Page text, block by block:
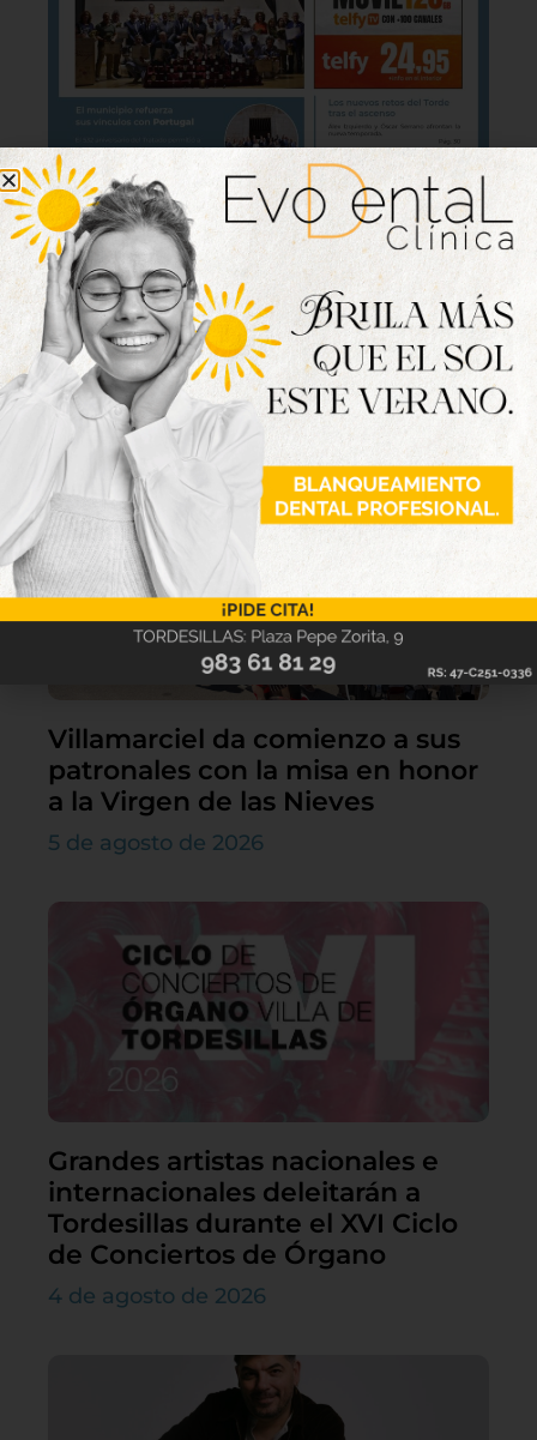
Lo último
Villamarciel da comienzo a sus
patronales con la misa en honor
a la Virgen de las Nieves
5 de agosto de 2026
Grandes artistas nacionales e
internacionales deleitarán a
Tordesillas durante el XVI Ciclo
de Conciertos de Órgano
4 de agosto de 2026